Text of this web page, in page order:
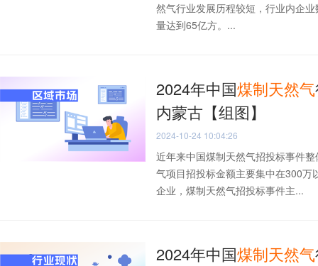
然气行业发展历程较短，行业内企
量达到65亿方。...
2024年中国煤制天然气
内蒙古【组图】
2024-10-24 10:04:26
近年来中国煤制天然气招投标事件
气项目招投标金额主要集中在300
企业，煤制天然气招投标事件主...
2024年中国煤制天然气